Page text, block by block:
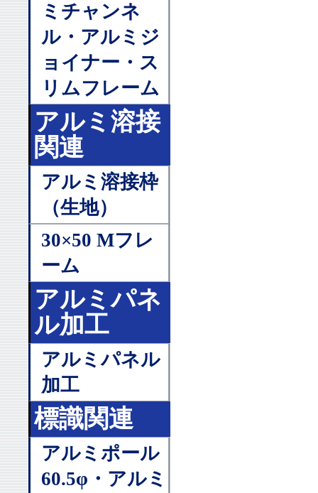
ミチャンネ
ル・アルミジ
ョイナー・ス
リムフレーム
アルミ溶接
関連
アルミ溶接枠
（生地）
30×50 Mフレ
ーム
アルミパネ
ル加工
アルミパネル
加工
標識関連
アルミポール
60.5φ・アルミ